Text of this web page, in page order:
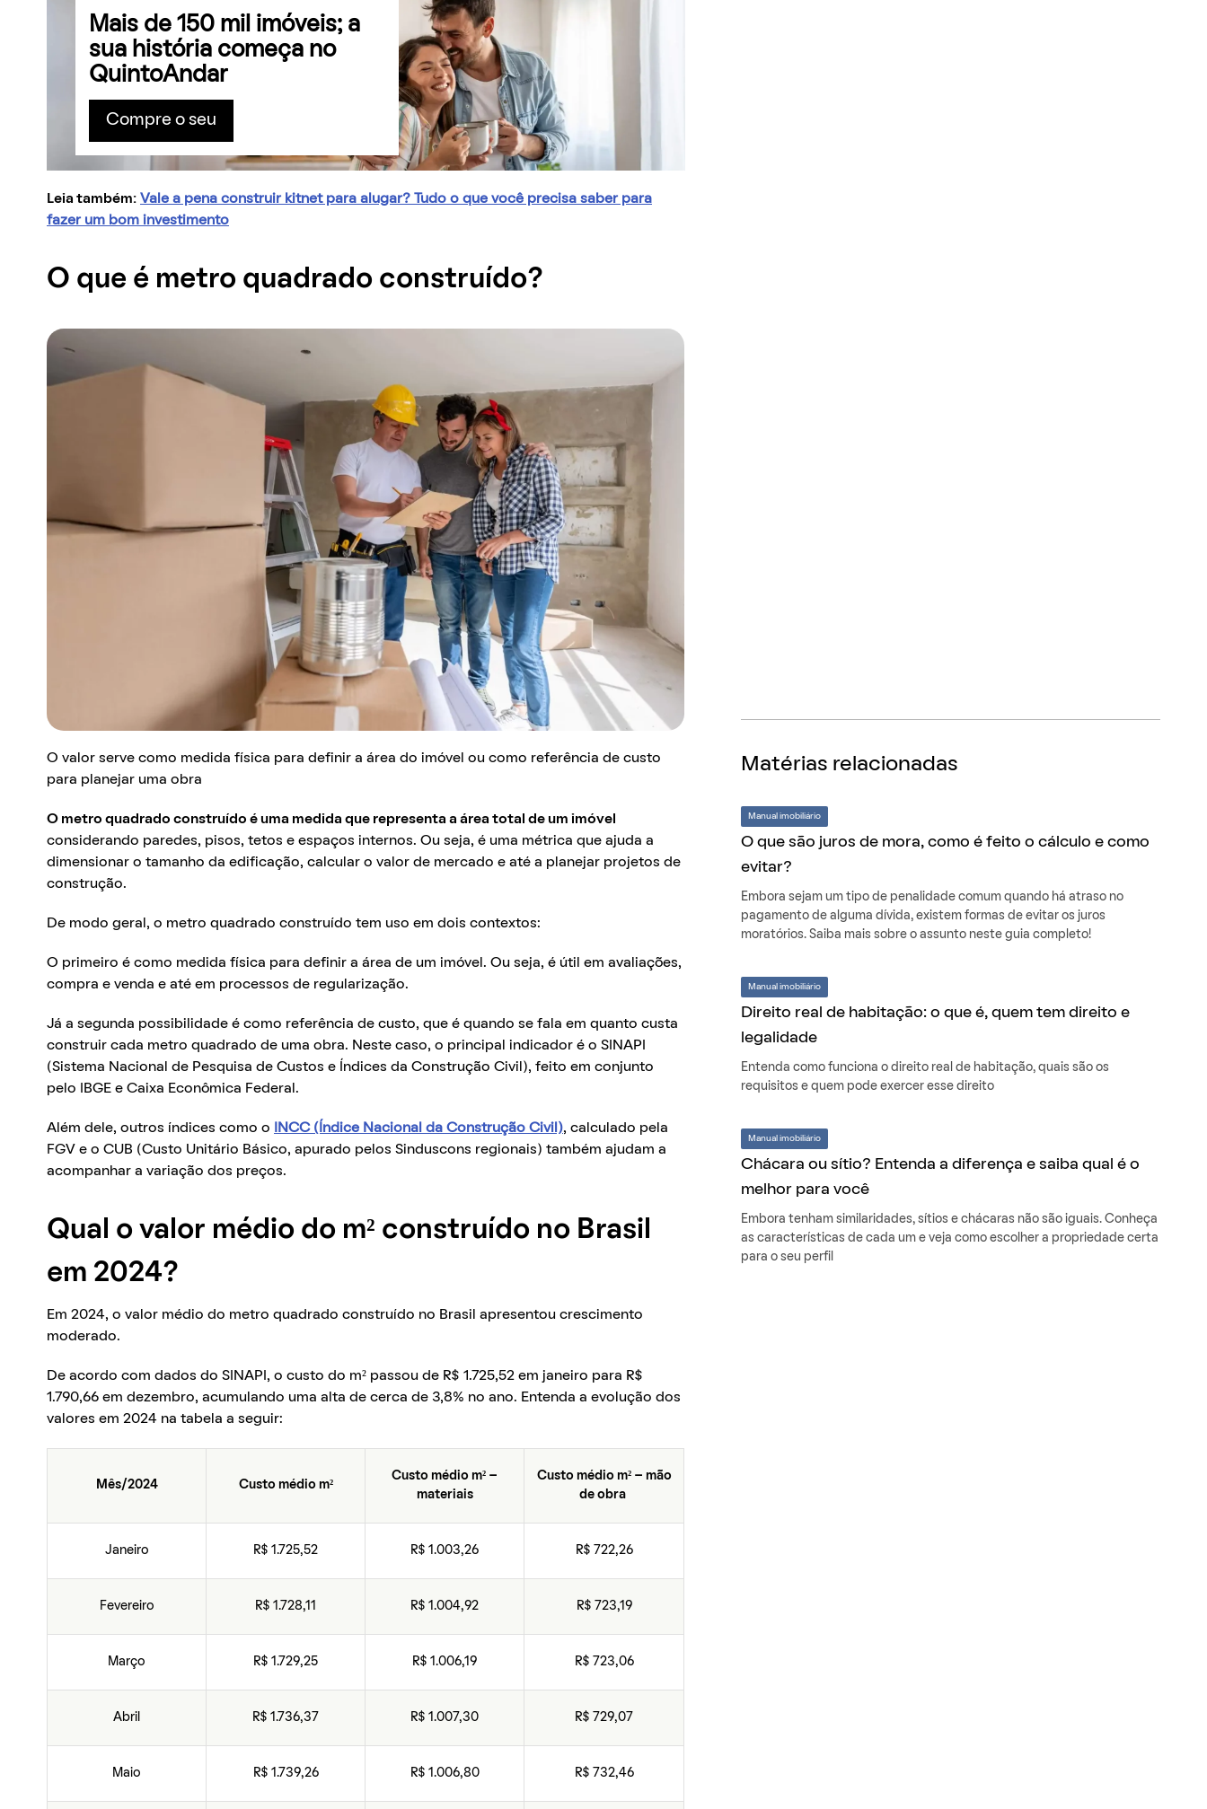
Mais de 150 mil imóveis; a
sua história começa no
QuintoAndar
Compre o seu
Leia também: Vale a pena construir kitnet para alugar? Tudo o que você precisa saber para
fazer um bom investimento
O que é metro quadrado construído?
O valor serve como medida física para definir a área do imóvel ou como referência de custo
para planejar uma obra
O metro quadrado construído é uma medida que representa a área total de um imóvel
considerando paredes, pisos, tetos e espaços internos. Ou seja, é uma métrica que ajuda a
dimensionar o tamanho da edificação, calcular o valor de mercado e até a planejar projetos de
construção.
De modo geral, o metro quadrado construído tem uso em dois contextos:
O primeiro é como medida física para definir a área de um imóvel. Ou seja, é útil em avaliações,
compra e venda e até em processos de regularização.
Já a segunda possibilidade é como referência de custo, que é quando se fala em quanto custa
construir cada metro quadrado de uma obra. Neste caso, o principal indicador é o SINAPI
(Sistema Nacional de Pesquisa de Custos e Índices da Construção Civil), feito em conjunto
pelo IBGE e Caixa Econômica Federal.
Além dele, outros índices como o INCC (Índice Nacional da Construção Civil), calculado pela
FGV e o CUB (Custo Unitário Básico, apurado pelos Sinduscons regionais) também ajudam a
acompanhar a variação dos preços.
Qual o valor médio do m² construído no Brasil
em 2024?
Em 2024, o valor médio do metro quadrado construído no Brasil apresentou crescimento
moderado.
De acordo com dados do SINAPI, o custo do m² passou de R$ 1.725,52 em janeiro para R$
1.790,66 em dezembro, acumulando uma alta de cerca de 3,8% no ano. Entenda a evolução dos
valores em 2024 na tabela a seguir:
Mês/2024 Custo médio m²
Custo médio m² –
materiais
Custo médio m² – mão
de obra
Janeiro R$ 1.725,52 R$ 1.003,26 R$ 722,26
Fevereiro R$ 1.728,11 R$ 1.004,92 R$ 723,19
Março R$ 1.729,25 R$ 1.006,19 R$ 723,06
Abril R$ 1.736,37 R$ 1.007,30 R$ 729,07
Maio R$ 1.739,26 R$ 1.006,80 R$ 732,46
Matérias relacionadas
Manual imobiliário
O que são juros de mora, como é feito o cálculo e como
evitar?
Embora sejam um tipo de penalidade comum quando há atraso no
pagamento de alguma dívida, existem formas de evitar os juros
moratórios. Saiba mais sobre o assunto neste guia completo!
Manual imobiliário
Direito real de habitação: o que é, quem tem direito e
legalidade
Entenda como funciona o direito real de habitação, quais são os
requisitos e quem pode exercer esse direito
Manual imobiliário
Chácara ou sítio? Entenda a diferença e saiba qual é o
melhor para você
Embora tenham similaridades, sítios e chácaras não são iguais. Conheça
as características de cada um e veja como escolher a propriedade certa
para o seu perfil